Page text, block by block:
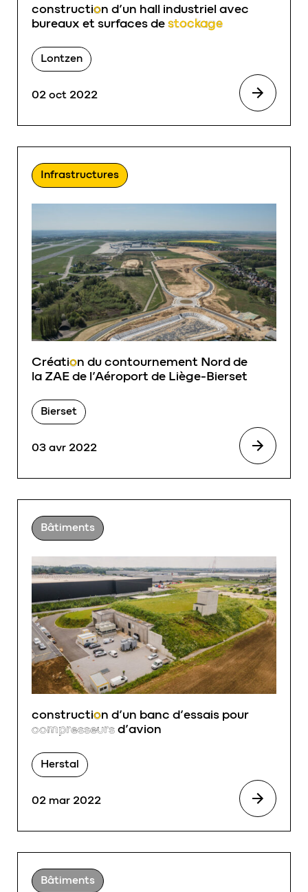
construction d’un hall industriel avec
bureaux et surfaces destockage
Lontzen
02 oct 2022
Infrastructures
Création du contournement Nord de
la ZAE de l’Aéroport de Liège-Bierset
Bierset
03 avr 2022
Bâtiments
construction d’un banc d’essais pour
compresseursd’avion
Herstal
02 mar 2022
Bâtiments